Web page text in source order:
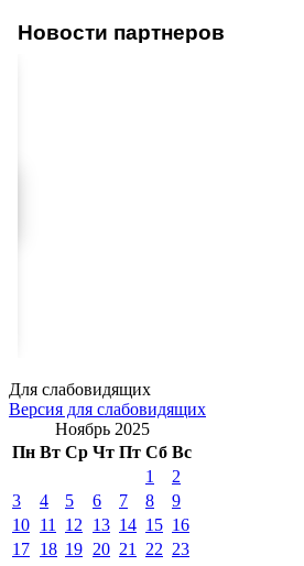
Новости партнеров
Для слабовидящих
Версия для слабовидящих
Ноябрь 2025
Пн Вт Ср Чт Пт Сб Вс
1
2
3
4 5 6 7 8
9
10 11 12 13 14 15 16
17 18 19 20 21 22 23